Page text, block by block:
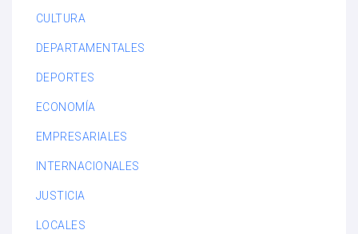
CULTURA
DEPARTAMENTALES
DEPORTES
ECONOMÍA
EMPRESARIALES
INTERNACIONALES
JUSTICIA
LOCALES